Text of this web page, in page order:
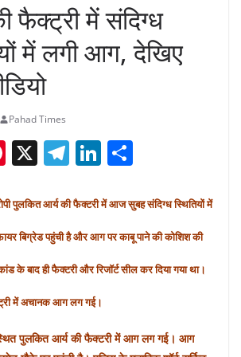
फैक्ट्री में संदिग्ध
में लगी आग, देखिए
Pahad Times
Pi
er
e
st
X T
e
gr
a
m
Li
k
e
dI
n
ar
e
पुलकित आर्य की फैक्टरी में आज सुबह संदिग्ध स्थितियों में
बिग्रेड पहुंची है और आग पर काबू पाने की कोशिश की
के बाद ही फैक्टरी और रिजॉर्ट सील कर दिया गया था।
में अचानक आग लग गई।
पुलकित आर्य की फैक्टरी में आग लग गई। आग